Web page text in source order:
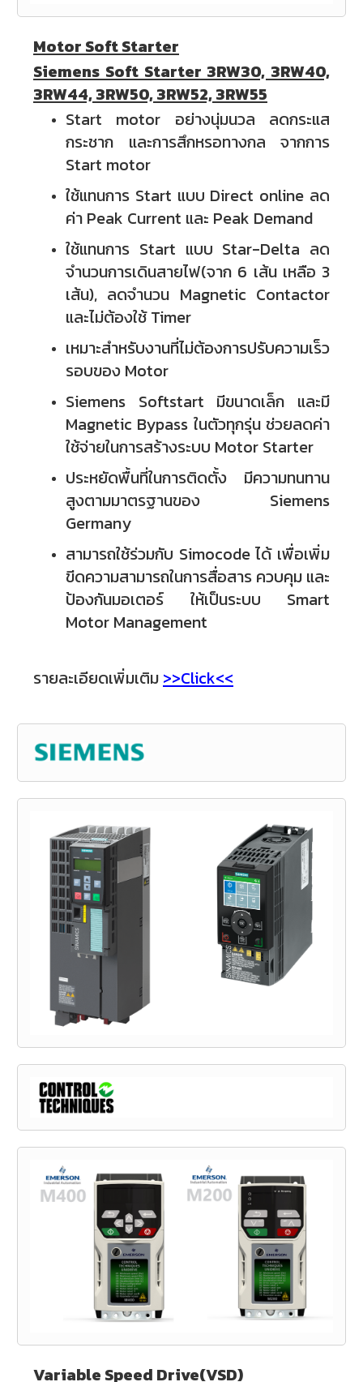
Motor Soft Starter
Siemens Soft Starter 3RW30, 3RW40,
3RW44, 3RW50, 3RW52, 3RW55
Start motor อย่างนุ่มนวล ลดกระแส
กระชาก และการสึกหรอทางกล จากการ
Start motor
ใช้แทนการ Start แบบ Direct online ลด
ค่า Peak Current และ Peak Demand
ใช้แทนการ Start แบบ Star-Delta ลด
จำนวนการเดินสายไฟ(จาก 6 เส้น เหลือ 3
เส้น), ลดจำนวน Magnetic Contactor
และไม่ต้องใช้ Timer
เหมาะสำหรับงานที่ไม่ต้องการปรับความเร็ว
รอบของ Motor
Siemens Softstart มีขนาดเล็ก และมี
Magnetic Bypass ในตัวทุกรุ่น ช่วยลดค่า
ใช้จ่ายในการสร้างระบบ Motor Starter
ประหยัดพื้นที่ในการติดตั้ง มีความทนทาน
สูงตามมาตรฐานของ Siemens
Germany
สามารถใช้ร่วมกับ Simocode ได้ เพื่อเพิ่ม
ขีดความสามารถในการสื่อสาร ควบคุม และ
ป้องกันมอเตอร์ ให้เป็นระบบ Smart
Motor Management
รายละเอียดเพิ่มเติม >>Click<<
Variable Speed Drive(VSD)